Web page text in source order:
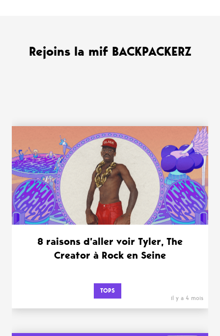
Rejoins la mif BACKPACKERZ
WANT MORE ?
8 raisons d’aller voir Tyler, The
Creator à Rock en Seine
TOPS
il y a 4 mois